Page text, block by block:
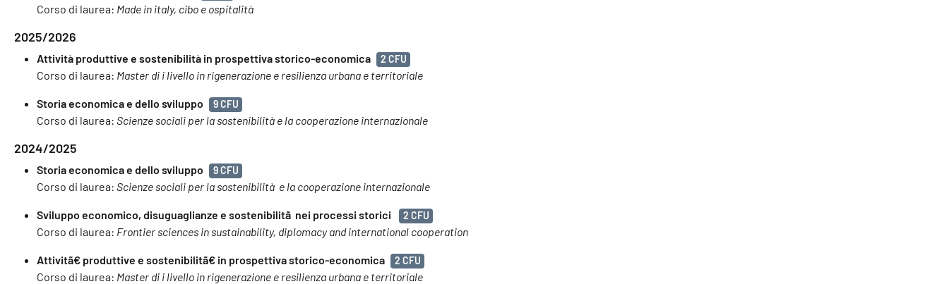
Corso di laurea: Made in italy, cibo e ospitalità
2025/2026
Attività produttive e sostenibilità in prospettiva storico-economica 2 CFU
Corso di laurea: Master di i livello in rigenerazione e resilienza urbana e territoriale
Storia economica e dello sviluppo 9 CFU
Corso di laurea: Scienze sociali per la sostenibilità e la cooperazione internazionale
2024/2025
Storia economica e dello sviluppo 9 CFU
Corso di laurea: Scienze sociali per la sostenibilità e la cooperazione internazionale
Sviluppo economico, disuguaglianze e sostenibilitã nei processi storici 2 CFU
Corso di laurea: Frontier sciences in sustainability, diplomacy and international cooperation
Attivitã€ produttive e sostenibilitã€ in prospettiva storico-economica 2 CFU
Corso di laurea: Master di i livello in rigenerazione e resilienza urbana e territoriale